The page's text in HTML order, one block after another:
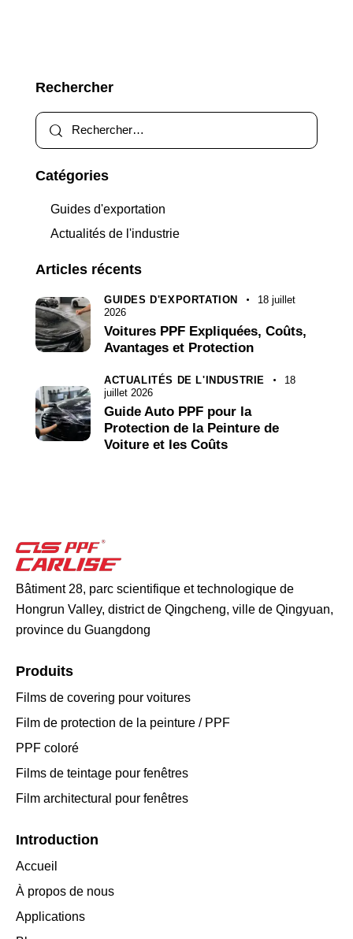
Rechercher
Catégories
Guides d'exportation
Actualités de l'industrie
Articles récents
GUIDES D'EXPORTATION
18 juillet
2026
Voitures PPF Expliquées, Coûts,
Avantages et Protection
ACTUALITÉS DE L'INDUSTRIE
18
juillet 2026
Guide Auto PPF pour la
Protection de la Peinture de
Voiture et les Coûts
Bâtiment 28, parc scientifique et technologique de
Hongrun Valley, district de Qingcheng, ville de Qingyuan,
province du Guangdong
Produits
Films de covering pour voitures
Film de protection de la peinture / PPF
PPF coloré
Films de teintage pour fenêtres
Film architectural pour fenêtres
Introduction
Accueil
À propos de nous
Applications